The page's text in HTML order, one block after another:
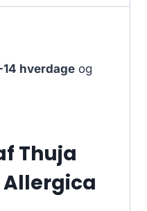
14 hverdage og
Thuja
Allergica